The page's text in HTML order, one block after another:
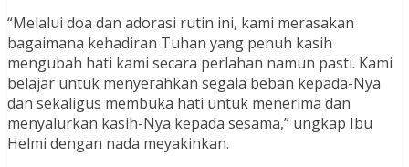
“Melalui doa dan adorasi rutin ini, kami merasakan
bagaimana kehadiran Tuhan yang penuh kasih
mengubah hati kami secara perlahan namun pasti. Kami
belajar untuk menyerahkan segala beban kepada-Nya
dan sekaligus membuka hati untuk menerima dan
menyalurkan kasih-Nya kepada sesama,” ungkap Ibu
Helmi dengan nada meyakinkan.